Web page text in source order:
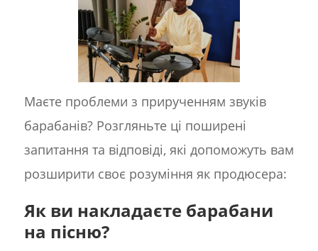
Маєте проблеми з прирученням звуків
барабанів? Розгляньте ці поширені
запитання та відповіді, які допоможуть вам
розширити своє розуміння як продюсера:
Як ви накладаєте барабани
на пісню?